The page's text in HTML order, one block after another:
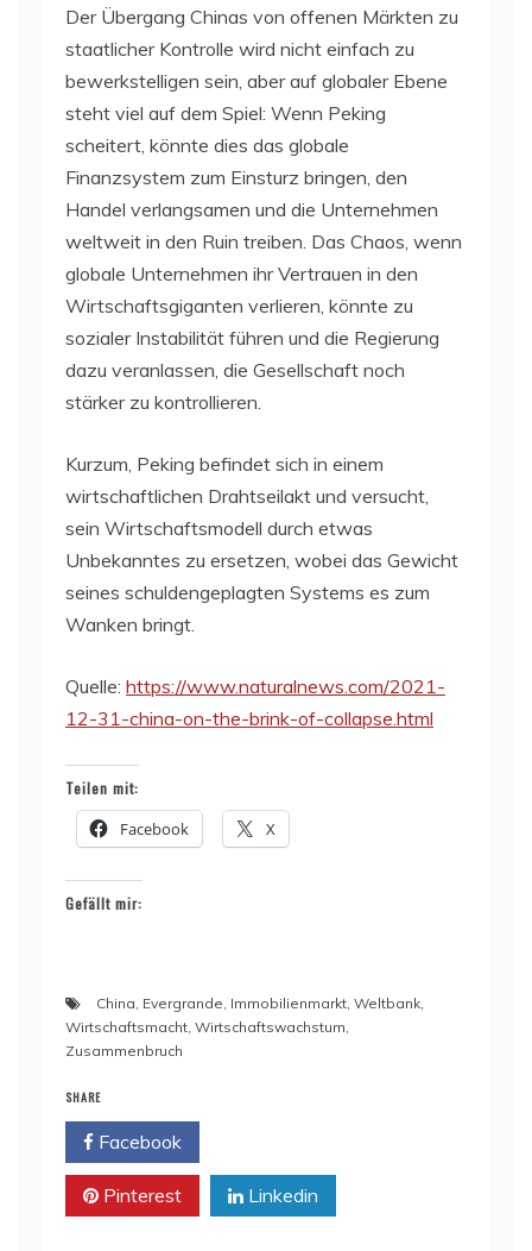
Der Übergang Chinas von offenen Märkten zu
staatlicher Kontrolle wird nicht einfach zu
bewerkstelligen sein, aber auf globaler Ebene
steht viel auf dem Spiel: Wenn Peking
scheitert, könnte dies das globale
Finanzsystem zum Einsturz bringen, den
Handel verlangsamen und die Unternehmen
weltweit in den Ruin treiben. Das Chaos, wenn
globale Unternehmen ihr Vertrauen in den
Wirtschaftsgiganten verlieren, könnte zu
sozialer Instabilität führen und die Regierung
dazu veranlassen, die Gesellschaft noch
stärker zu kontrollieren.
Kurzum, Peking befindet sich in einem
wirtschaftlichen Drahtseilakt und versucht,
sein Wirtschaftsmodell durch etwas
Unbekanntes zu ersetzen, wobei das Gewicht
seines schuldengeplagten Systems es zum
Wanken bringt.
Quelle: https://www.naturalnews.com/2021-
12-31-china-on-the-brink-of-collapse.html
Teilen mit:
Facebook X
Gefällt mir:
China, Evergrande, Immobilienmarkt, Weltbank,
Wirtschaftsmacht, Wirtschaftswachstum,
Zusammenbruch
SHARE
Facebook
Pinterest Linkedin